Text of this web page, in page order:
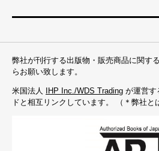
弊社が刊行する出版物・販売商品に関す
らお願い致します。
米国法人 IHP Inc./WDS Trading が運営す
ドと相互リンクしています。 （＊弊社と